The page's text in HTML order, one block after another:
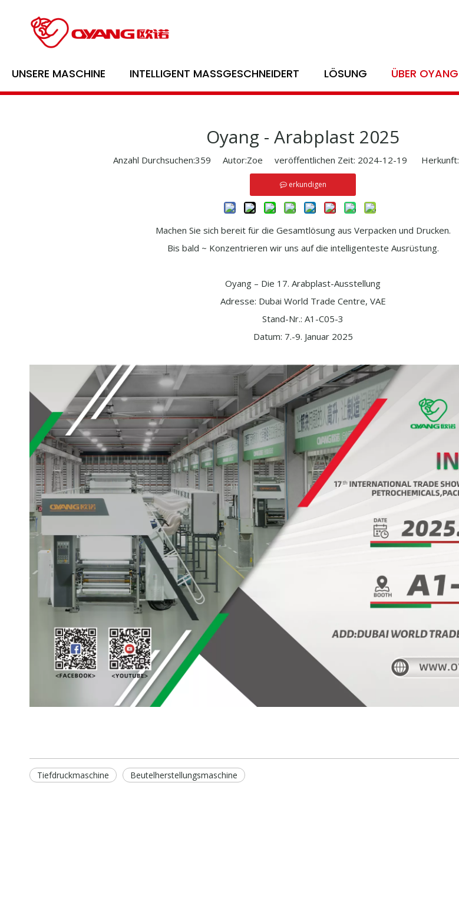
UNSERE MASCHINE INTELLIGENT MASSGESCHNEIDERT LÖSUNG ÜBER OYANG
Oyang - Arabplast 2025
Anzahl Durchsuchen:359 Autor:Zoe veröffentlichen Zeit: 2024-12-19 Herkunft:
erkundigen
Machen Sie sich bereit für die Gesamtlösung aus Verpacken und Drucken.
Bis bald ~ Konzentrieren wir uns auf die intelligenteste Ausrüstung.
Oyang – Die 17. Arabplast-Ausstellung
Adresse: Dubai World Trade Centre, VAE
Stand-Nr.: A1-C05-3
Datum: 7.-9. Januar 2025
Tiefdruckmaschine Beutelherstellungsmaschine